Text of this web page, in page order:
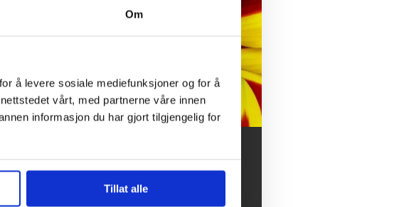
Om
å levere sosiale mediefunksjoner og for å
vårt, med partnerne våre innen
informasjon du har gjort tilgjengelig for
Tillat alle
kommer, sommer